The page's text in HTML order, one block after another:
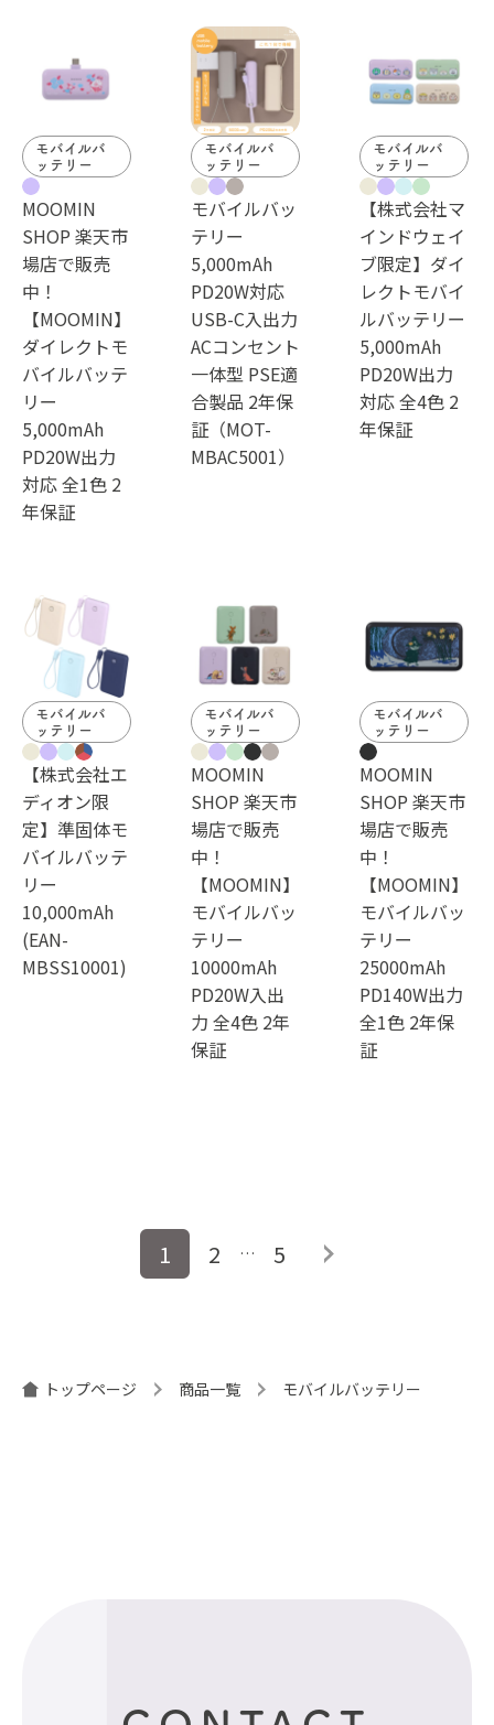
モバイルバ
ッテリー
MOOMIN
SHOP 楽天市
場店で販売
中！
【MOOMIN】
ダイレクトモ
バイルバッテ
リー
5,000mAh
PD20W出力
対応 全1色 2
年保証
モバイルバ
ッテリー
モバイルバッ
テリー
5,000mAh
PD20W対応
USB-C入出力
ACコンセント
一体型 PSE適
合製品 2年保
証（MOT-
MBAC5001）
モバイルバ
ッテリー
【株式会社マ
インドウェイ
ブ限定】ダイ
レクトモバイ
ルバッテリー
5,000mAh
PD20W出力
対応 全4色 2
年保証
モバイルバ
ッテリー
【株式会社エ
ディオン限
定】準固体モ
バイルバッテ
リー
10,000mAh
(EAN-
MBSS10001)
モバイルバ
ッテリー
MOOMIN
SHOP 楽天市
場店で販売
中！
【MOOMIN】
モバイルバッ
テリー
10000mAh
PD20W入出
力 全4色 2年
保証
モバイルバ
ッテリー
MOOMIN
SHOP 楽天市
場店で販売
中！
【MOOMIN】
モバイルバッ
テリー
25000mAh
PD140W出力
全1色 2年保
証
ー
1 2 … 5
トップページ 商品一覧 モバイルバッテリー